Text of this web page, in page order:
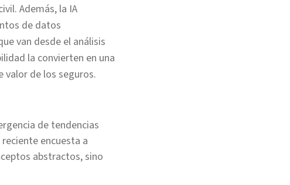
Además, la IA
de datos
van desde el análisis
la convierten en una
valor de los seguros.
de tendencias
encuesta a
abstractos, sino